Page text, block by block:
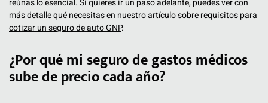
reúnas lo esencial. Si quieres ir un paso adelante, puedes ver con
más detalle qué necesitas en nuestro artículo sobrerequisitos para
cotizar un seguro de auto GNP.
¿Por qué mi seguro de gastos médicos
sube de precio cada año?